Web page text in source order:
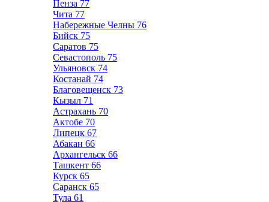
Пенза 77
Чита 77
Набережные Челны 76
Бийск 75
Саратов 75
Севастополь 75
Ульяновск 74
Костанай 74
Благовещенск 73
Кызыл 71
Астрахань 70
Актобе 70
Липецк 67
Абакан 66
Архангельск 66
Ташкент 66
Курск 65
Саранск 65
Тула 61